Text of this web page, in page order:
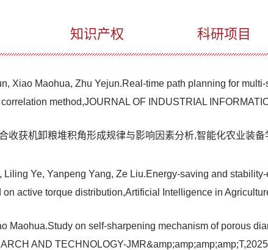
知识产权 科研项目
Xiao Maohua, Zhu Yejun.Real-time path planning for
method,JOURNAL OF INDUSTRIAL
收获机卸粮堆积角形成规律与影响因素分析,智能化农业装
Ye, Yanpeng Yang, Ze Liu.Energy-saving and
active torque distribution,Artificial Intelligence in
Maohua.Study on self-sharpening mechanism of porous
AND TECHNOLOGY-